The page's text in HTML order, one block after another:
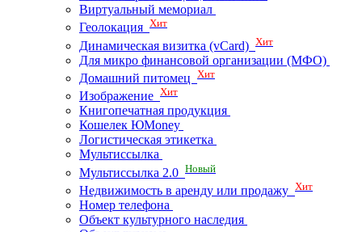
Виртуальный мемориал
Геолокация Хит
Динамическая визитка (vCard) Хит
Для микро финансовой организации (МФО)
Домашний питомец Хит
Изображение Хит
Книгопечатная продукция
Кошелек ЮMoney
Логистическая этикетка
Мультиссылка
Мультиссылка 2.0 Новый
Недвижимость в аренду или продажу Хит
Номер телефона
Объект культурного наследия